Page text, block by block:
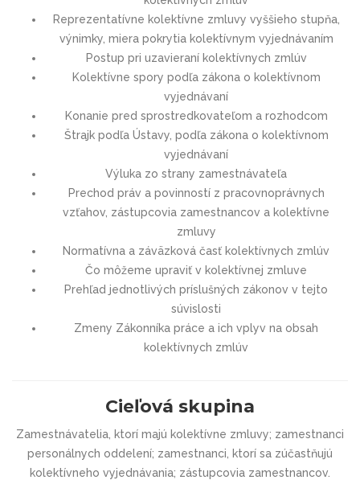
Reprezentatívne kolektívne zmluvy vyššieho stupňa,
výnimky, miera pokrytia kolektívnym vyjednávaním
Postup pri uzavieraní kolektívnych zmlúv
Kolektívne spory podľa zákona o kolektívnom
vyjednávaní
Konanie pred sprostredkovateľom a rozhodcom
Štrajk podľa Ústavy, podľa zákona o kolektívnom
vyjednávaní
Výluka zo strany zamestnávateľa
Prechod práv a povinností z pracovnoprávnych
vzťahov, zástupcovia zamestnancov a kolektívne
zmluvy
Normatívna a záväzková časť kolektívnych zmlúv
Čo môžeme upraviť v kolektívnej zmluve
Prehľad jednotlivých príslušných zákonov v tejto
súvislosti
Zmeny Zákonníka práce a ich vplyv na obsah
kolektívnych zmlúv
Cieľová skupina
Zamestnávatelia, ktorí majú kolektívne zmluvy; zamestnanci
personálnych oddelení; zamestnanci, ktorí sa zúčastňujú
kolektívneho vyjednávania; zástupcovia zamestnancov.